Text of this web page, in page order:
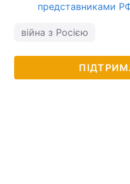
представниками
війна з Росією